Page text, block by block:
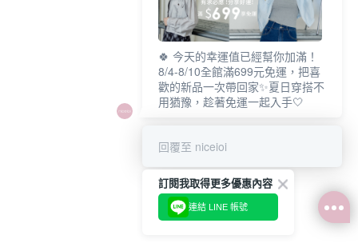
🍀 今天的幸運值已經幫你加滿！
8/4-8/10全館滿699元免運，把喜
歡的新品一次帶回家✨夏日穿搭不
用猶豫，趁著免運一起入手🤍
回覆至 niceioi
訂閱我取得更多優惠內容
連結 LINE 帳號